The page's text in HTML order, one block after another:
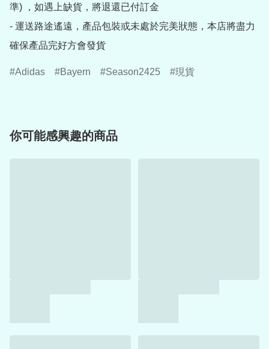
準) ，如遇上缺貨，將退還已付訂金
- 運送路途遙遠，產品包裝或未處於完美狀態，本店將盡力
確保產品完好方會發貨
Adidas Bayern Season2425 現貨
你可能感興趣的商品